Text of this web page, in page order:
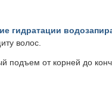
гидратации
волос.
подъем от корней до